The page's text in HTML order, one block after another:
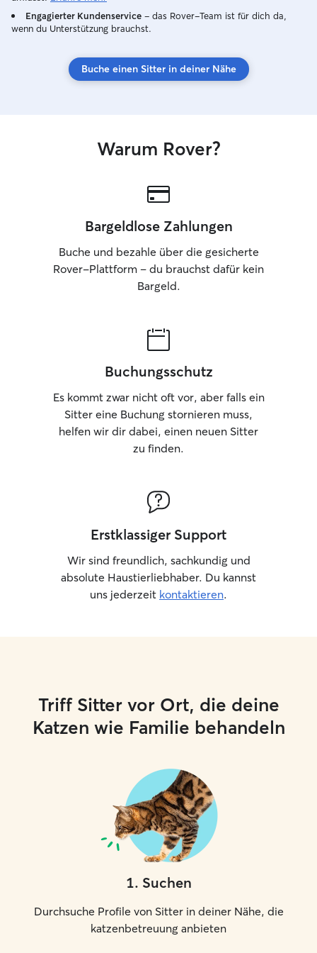
sowie verantwortungsvoll mit jedem Tier
um. Spaziergänge erfolgen in sicherer
mir stets aufmerksam betreut.
zulässt. (Ich
regelmäßigen
Engagierter Kundenservice – das Rover-Team ist für dich da,
wenn du Unterstützung brauchst.
Buche einen Sitter in deiner Nähe
Warum Rover?
Bargeldlose Zahlungen
Buche und bezahle über die gesicherte
Rover-Plattform – du brauchst dafür kein
Bargeld.
Buchungsschutz
Es kommt zwar nicht oft vor, aber falls ein
Sitter eine Buchung stornieren muss,
helfen wir dir dabei, einen neuen Sitter
zu finden.
Erstklassiger Support
Wir sind freundlich, sachkundig und
absolute Haustierliebhaber. Du kannst
uns jederzeit kontaktieren.
Triff Sitter vor Ort, die deine
Katzen wie Familie behandeln
1. Suchen
Durchsuche Profile von Sitter in deiner Nähe, die
katzenbetreuung anbieten